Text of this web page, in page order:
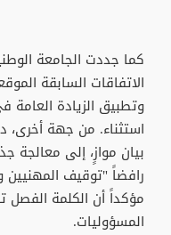
كما جددت الجامعة
وتطبيق الزيادة العامة
استثناء. من جهة أخرى،
بيان موازٍ، إلى معالجة
رافضاً "توقيف المهنيين
مؤكداً أن الكلمة
المسؤوليات.